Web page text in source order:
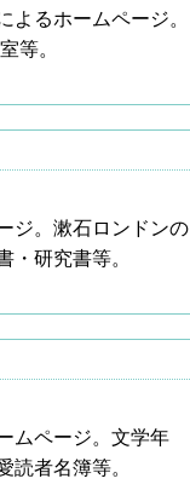
るホームページ。
等。
ジ。漱石ロンドンの
研究書等。
ムページ。文学年
者名簿等。